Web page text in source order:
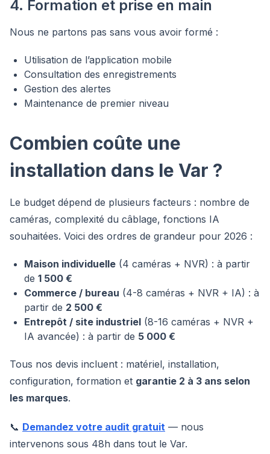
4. Formation et prise en main
Nous ne partons pas sans vous avoir formé :
Utilisation de l’application mobile
Consultation des enregistrements
Gestion des alertes
Maintenance de premier niveau
Combien coûte une
installation dans le Var ?
Le budget dépend de plusieurs facteurs : nombre de
caméras, complexité du câblage, fonctions IA
souhaitées. Voici des ordres de grandeur pour 2026 :
Maison individuelle (4 caméras + NVR) : à partir
de 1 500 €
Commerce / bureau (4-8 caméras + NVR + IA) : à
partir de 2 500 €
Entrepôt / site industriel (8-16 caméras + NVR +
IA avancée) : à partir de 5 000 €
Tous nos devis incluent : matériel, installation,
configuration, formation et garantie 2 à 3 ans selon
les marques.
📞 Demandez votre audit gratuit — nous
intervenons sous 48h dans tout le Var.